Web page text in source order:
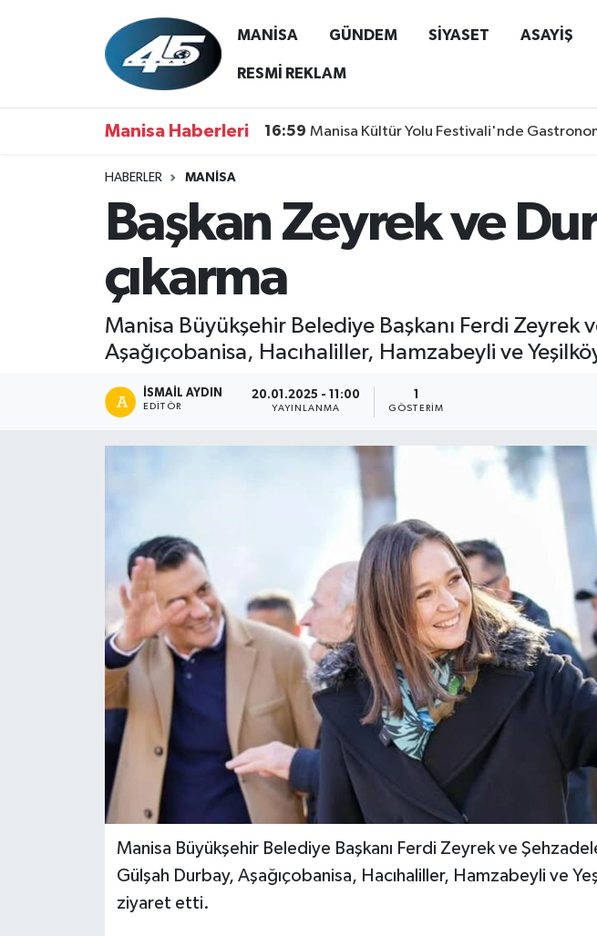
MANİSA GÜNDEM SİYASET ASAYİŞ
RESMİ REKLAM
Manisa Haberleri 16:59 Manisa Kültür Yolu Festivali'nde
HABERLER MANİSA
Başkan Zeyrek ve
çıkarma
Manisa Büyükşehir Belediye Başkanı Ferdi Zeyrek
Aşağıçobanisa, Hacıhaliller, Hamzabeyli ve
İSMAIL AYDIN
EDITÖR
20.01.2025 - 11:00
YAYINLANMA GÖSTERIM
Manisa Büyükşehir Belediye Başkanı Ferdi Zeyrek ve
Gülşah Durbay, Aşağıçobanisa, Hacıhaliller, Hamzabeyli ve
ziyaret etti.
MANİSA
RESMİ REKLAM
Hava Durumu
Tüm Manşetler
Son Dakika Haberleri
Haber Arşivi